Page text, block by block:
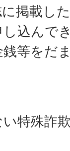
に掲載し
込んで
等をだ
特殊詐